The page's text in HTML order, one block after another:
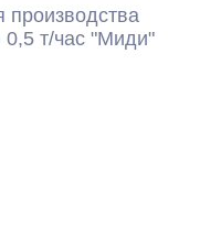
производства
т/час "Миди"